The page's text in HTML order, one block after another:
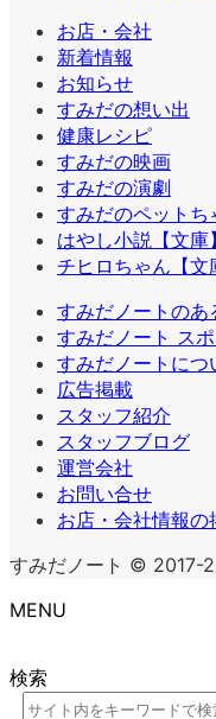
お店・会社
新着情報
お知らせ
すみだの想い出
健康レシピ
すみだの映画
すみだの演劇
すみだのペットち
はやし小説【文庫】
チヒロちゃん【文
すみだノートのあ
すみだノート スポ
すみだノートにつ
広告掲載
スタッフ紹介
スタッフブログ
運営会社
お問い合せ
お店・会社情報の
すみだノート © 2017-
MENU
検索